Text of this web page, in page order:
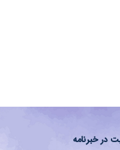
در خبرنامه